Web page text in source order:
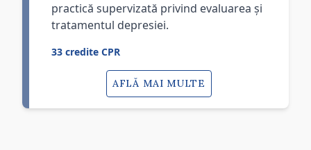
practică supervizată privind evaluarea și
tratamentul depresiei.
33 credite CPR
AFLĂ MAI MULTE